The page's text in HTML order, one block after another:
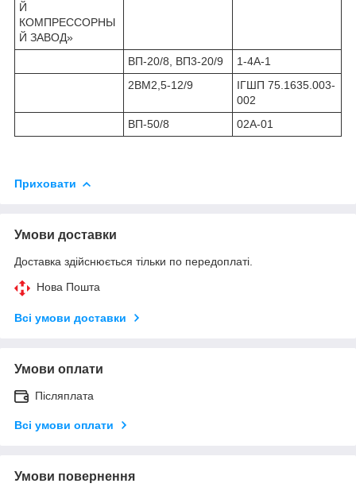
Й
КОМПРЕССОРНЫ
Й ЗАВОД»
ВП-20/8, ВП3-20/9
1-4А-1
2ВМ2,5-12/9
ІГШП 75.1635.003-
002
ВП-50/8
02А-01
Приховати
Умови доставки
Доставка здійснюється тільки по передоплаті.
Нова Пошта
Всі умови доставки
Умови оплати
Післяплата
Всі умови оплати
Умови повернення